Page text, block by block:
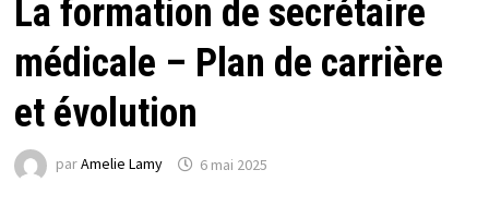
La formation de secrétaire
médicale – Plan de carrière
et évolution
parAmelie Lamy 6 mai 2025